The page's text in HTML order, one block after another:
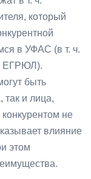
который
в УФАС (в т. ч.
ЕГРЮЛ).
быть
так и лица,
не
влияние
этом